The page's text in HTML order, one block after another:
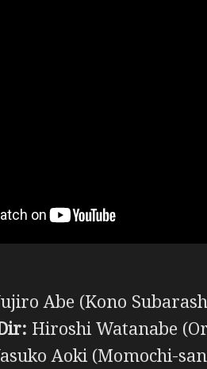
Abe (Kono
Hiroshi Watanabe
Aoki (Momochi-